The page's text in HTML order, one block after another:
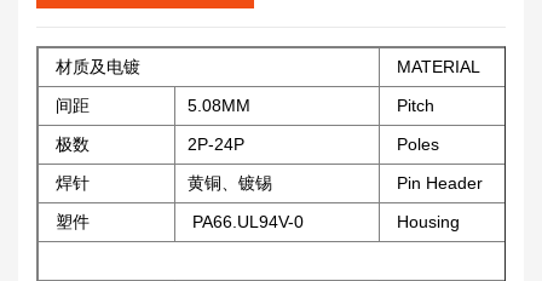
材质及电镀
MATERIAL
间距
5.08MM
Pitch
极数
2P-24P
Poles
焊针
黄铜、镀锡
Pin Header
塑件
PA66.UL94V-0 Housing